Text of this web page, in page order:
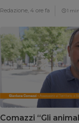
Redazione, 4 ore fa 1 min
Comazzi “Gli